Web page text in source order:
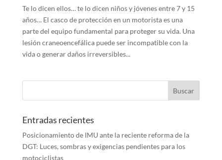
Te lo dicen ellos… te lo dicen niños y jóvenes entre 7 y 15
años… El casco de protección en un motorista es una
parte del equipo fundamental para proteger su vida. Una
lesión craneoencefálica puede ser incompatible con la
vida o generar daños irreversibles...
Entradas recientes
Posicionamiento de IMU ante la reciente reforma de la
DGT: Luces, sombras y exigencias pendientes para los
motociclistas